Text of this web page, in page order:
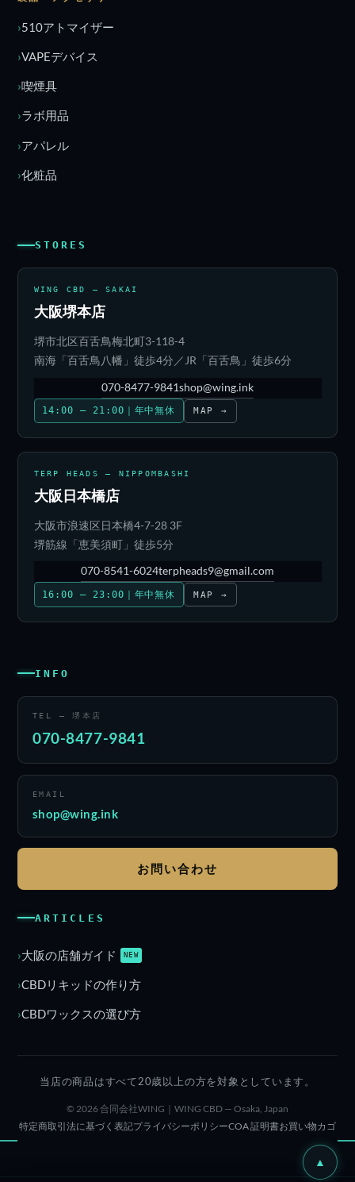
510アトマイザー
VAPEデバイス
喫煙具
ラボ用品
アパレル
化粧品
STORES
WING CBD — SAKAI
大阪堺本店
堺市北区百舌鳥梅北町3-118-4
南海「百舌鳥八幡」徒歩4分／JR「百舌鳥」徒歩6分
070-8477-9841shop@wing.ink
14:00 – 21:00｜年中無休 MAP →
TERP HEADS — NIPPOMBASHI
大阪日本橋店
大阪市浪速区日本橋4-7-28 3F
堺筋線「恵美須町」徒歩5分
070-8541-6024terpheads9@gmail.com
16:00 – 23:00｜年中無休 MAP →
INFO
TEL — 堺本店
070-8477-9841
EMAIL
shop@wing.ink
お問い合わせ
ARTICLES
大阪の店舗ガイド NEW
CBDリキッドの作り方
CBDワックスの選び方
当店の商品はすべて20歳以上の方を対象としています。
© 2026 合同会社WING｜WING CBD — Osaka, Japan
特定商取引法に基づく表記プライバシーポリシーCOA 証明書お買い物カゴ
▲